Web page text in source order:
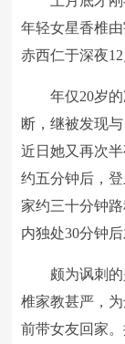
年轻女星香椎
赤西仁于深夜12
年仅20岁
断，继被发现
近日她又再次
约五分钟后，
家约三十分钟
内独处30分钟后
颇为讽刺
椎家教甚严，
前带女友回家